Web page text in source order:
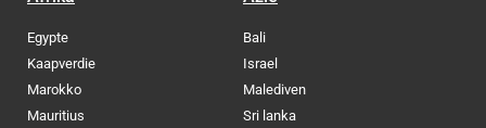
Egypte
Kaapverdie
Marokko
Mauritius
Bali
Israel
Malediven
Sri lanka